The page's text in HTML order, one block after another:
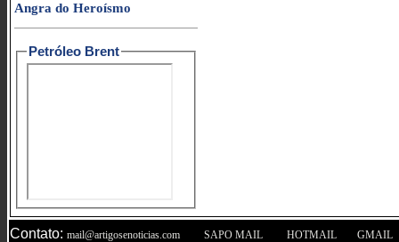
Angra do Heroísmo
Petróleo Brent
Contato: mail@artigosenoticias.com SAPO MAIL HOTMAIL GMAIL